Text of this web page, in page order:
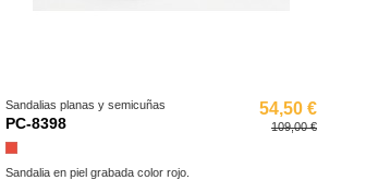
Sandalias planas y semicuñas
PC-8398
Rojo
54,50 €
109,00 €
Sandalia en piel grabada color rojo.